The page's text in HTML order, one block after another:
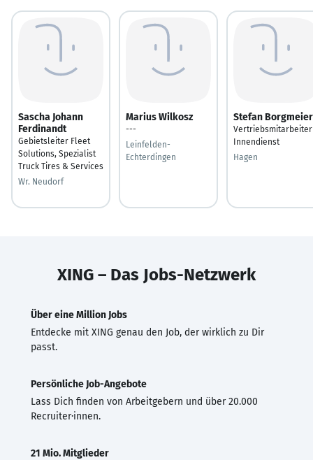
Sascha Johann
Ferdinandt
Gebietsleiter Fleet
Solutions, Spezialist
Truck Tires & Services
Wr. Neudorf
Marius Wilkosz
---
Leinfelden-
Echterdingen
Stefan Borgmeier
Vertriebsmitarbeiter
Innendienst
Hagen
XING – Das Jobs-Netzwerk
Über eine Million Jobs
Entdecke mit XING genau den Job, der wirklich zu Dir
passt.
Persönliche Job-Angebote
Lass Dich finden von Arbeitgebern und über 20.000
Recruiter·innen.
21 Mio. Mitglieder